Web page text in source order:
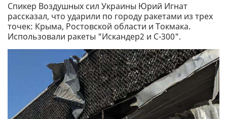
Спикер Воздушных сил Украины Юрий Игнат
рассказал, что ударили по городу ракетами из трех
точек: Крыма, Ростовской области и Токмака.
Использовали ракеты "Искандер2 и С-300".